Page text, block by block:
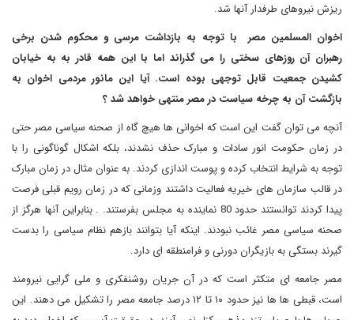
ریزش نیروهای طرفدار آنها شد.
اخوان المسلمین مصر با توجه به بازداشت مرسی و محکوم شدن برخی
رهبران آن روزهای سختی را می گذراند اما با این همه قادر به به خیابان
کشیدن جمعیت قابل توجهی بوده است. آیا این مانور مردمی اخوان به
بازگشت آن به چرخه سیاست در مصر منتهی خواهد شد ؟
آنچه می توان گفت این است که اخوانی ها هیچ گاه از صحنه سیاسی مصر حتی
در زمان حکومت انور سادات و مبارک حذف نشدند، بلکه اشکال گوناگونی را با
توجه به شرایط انتخاب کرده و پوست اندازی کردند. به عنوان مثال در زمان مبارک
در قالب سازمان های خیریه فعالیت داشتند وزمانی که در زمان رویم قبلی فرصت
پیدا کردند توانستند حدود 80 نماینده به مجلس بفرستند. . بنابراین آنها هرگز از
صحنه سیاسی مصر غائب نبودند. اینکه آیا بتوانند بازهم نظام سیاسی را بدست
گیرند بستگی به بازیگران دورنی و فرامنطقه ای دارد.
مصر جامعه ای متکثر است که در آن جریان روشنفکری و ملی گرایی نیرومند
است، قبطی ها ها نیز حدود ۱۰ تا ۱۲ درصد جامعه مصر را تشکیل می دهند. این